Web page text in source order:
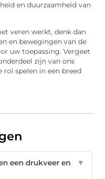
en duurzaamheid van
veren werkt, denk dan
en bewegingen van de
uw toepassing. Vergeet
zijn van ons
rol spelen in een breed
een drukveer en
▼